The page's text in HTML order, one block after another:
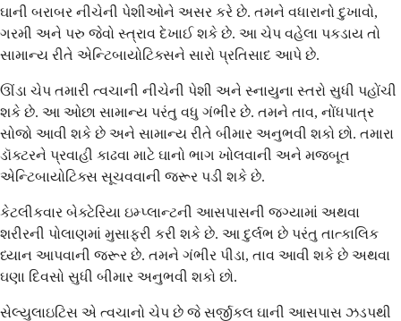
ઘાની બરાબર નીચેની પેશીઓને અસર કરે છે. તમને વધારાનો દુખાવો,
ગરમી અને પરુ જેવો સ્ત્રાવ દેખાઈ શકે છે. આ ચેપ વહેલા પકડાય તો
સામાન્ય રીતે એન્ટિબાયોટિક્સને સારો પ્રતિસાદ આપે છે.
ઊંડા ચેપ તમારી ત્વચાની નીચેની પેશી અને સ્નાયુના સ્તરો સુધી પહોંચી
શકે છે. આ ઓછા સામાન્ય પરંતુ વધુ ગંભીર છે. તમને તાવ, નોંધપાત્ર
સોજો આવી શકે છે અને સામાન્ય રીતે બીમાર અનુભવી શકો છો. તમારા
ડૉક્ટરને પ્રવાહી કાઢવા માટે ઘાનો ભાગ ખોલવાની અને મજબૂત
એન્ટિબાયોટિક્સ સૂચવવાની જરૂર પડી શકે છે.
કેટલીકવાર બેક્ટેરિયા ઇમ્પ્લાન્ટની આસપાસની જગ્યામાં અથવા
શરીરની પોલાણમાં મુસાફરી કરી શકે છે. આ દુર્લભ છે પરંતુ તાત્કાલિક
ધ્યાન આપવાની જરૂર છે. તમને ગંભીર પીડા, તાવ આવી શકે છે અથવા
ઘણા દિવસો સુધી બીમાર અનુભવી શકો છો.
સેલ્યુલાઇટિસ એ ત્વચાનો ચેપ છે જે સર્જીકલ ઘાની આસપાસ ઝડપથી